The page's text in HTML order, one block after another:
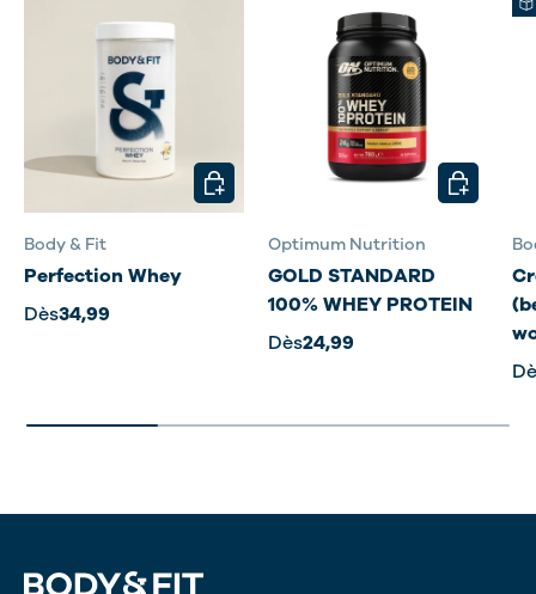
Body & Fit
Perfection Whey
Dès34,99
CHOISIR LES OPTIONS
Optimum Nutrition
GOLD STANDARD
100% WHEY PROTEIN
Dès24,99
CHOISIR